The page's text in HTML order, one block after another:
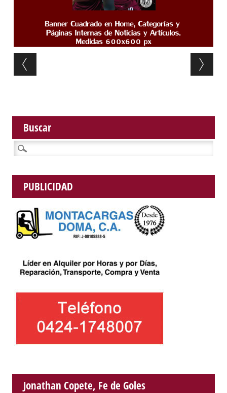
Post navigation
Buscar
Buscar:
PUBLICIDAD
Jonathan Copete, Fe de Goles